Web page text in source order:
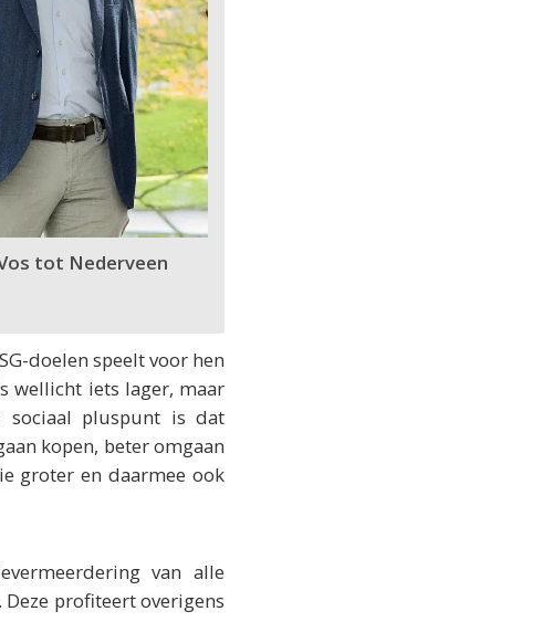
tot Nederveen
doelen speelt voor hen
wellicht iets lager, maar
sociaal pluspunt is dat
kopen, beter omgaan
groter en daarmee ook
van alle
profiteert overigens